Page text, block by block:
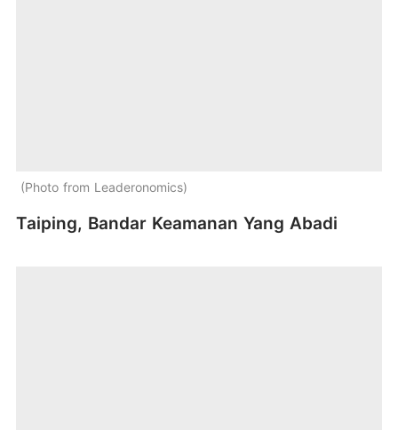
Photo from Leaderonomics
Taiping, Bandar Keamanan Yang Abadi